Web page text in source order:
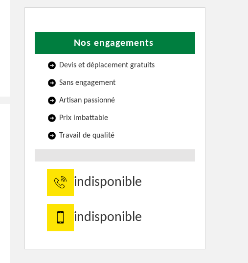
Nos engagements
Devis et déplacement gratuits
Sans engagement
Artisan passionné
Prix imbattable
Travail de qualité
indisponible
indisponible